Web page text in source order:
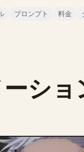
プロンプト 料金
ショ